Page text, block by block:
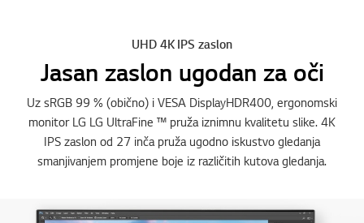
UHD 4K IPS zaslon
Jasan zaslon ugodan za oči
Uz sRGB 99 % (obično) i VESA DisplayHDR400, ergonomski
monitor LG LG UltraFine ™ pruža iznimnu kvalitetu slike. 4K
IPS zaslon od 27 inča pruža ugodno iskustvo gledanja
smanjivanjem promjene boje iz različitih kutova gledanja.